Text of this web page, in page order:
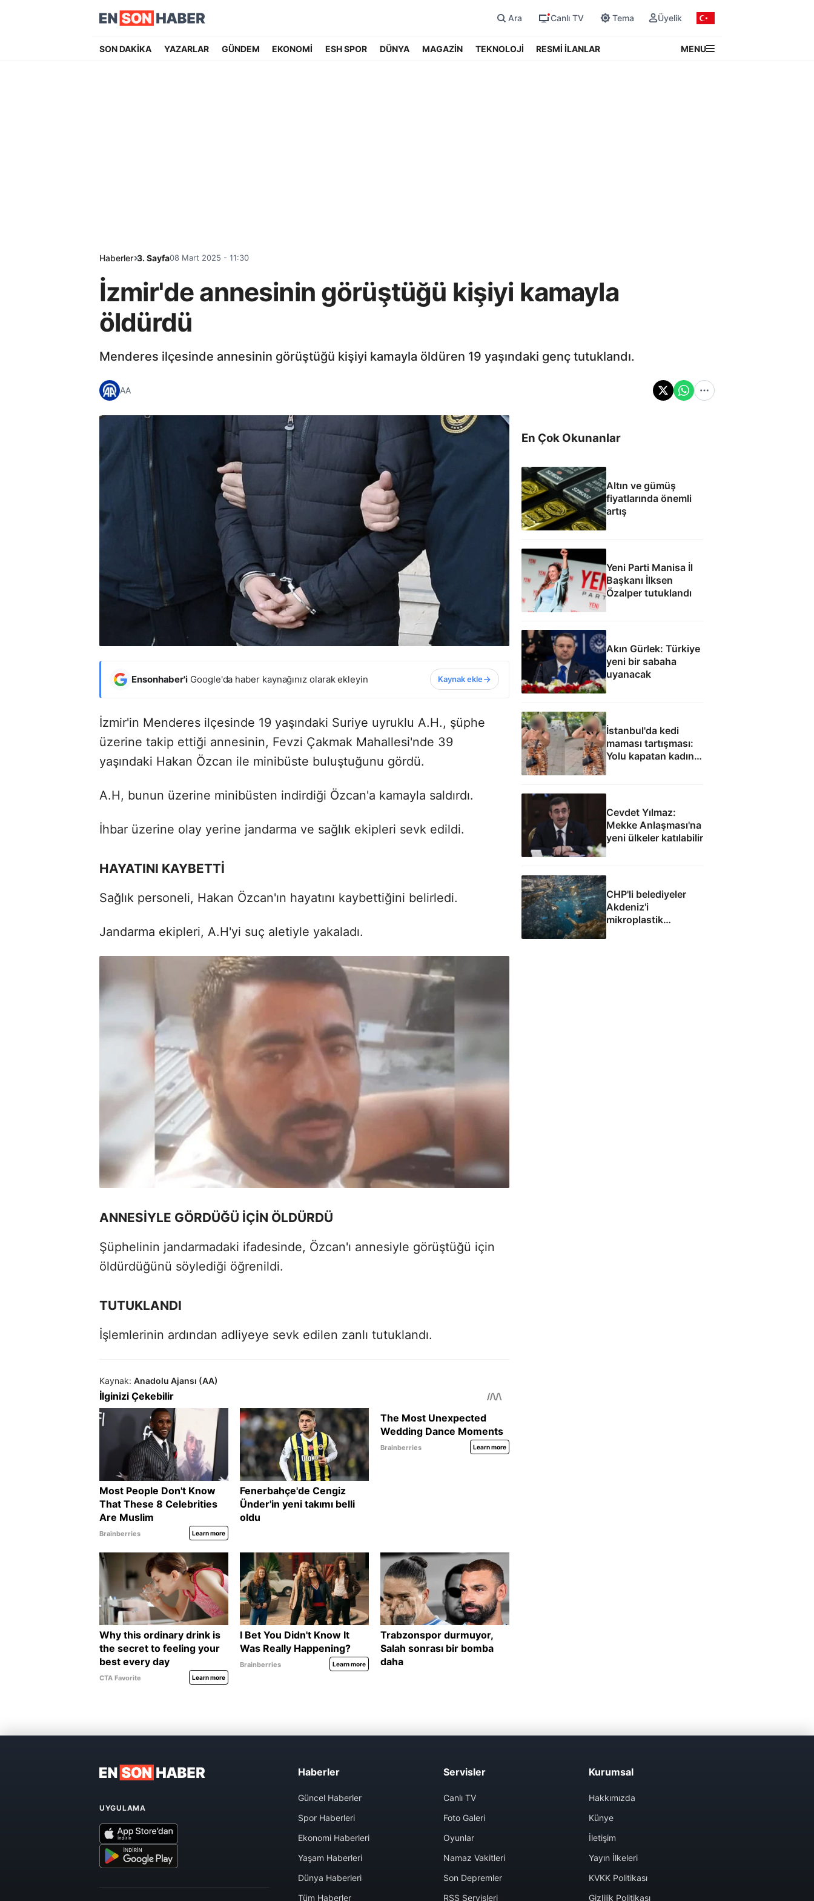
Ara Canlı TV Tema Üyelik
SON DAKİKA YAZARLAR GÜNDEM EKONOMİ ESH SPOR DÜNYA MAGAZİN TEKNOLOJİ RESMİ İLANLAR MENU
Haberler 3. Sayfa08 Mart 2025 - 11:30
İzmir'de annesinin görüştüğü kişiyi kamayla
öldürdü
Menderes ilçesinde annesinin görüştüğü kişiyi kamayla öldüren 19 yaşındaki genç tutuklandı.
AA
Ensonhaber'i Google'da haber kaynağınız olarak ekleyin Kaynak ekle
İzmir'in Menderes ilçesinde 19 yaşındaki Suriye uyruklu A.H., şüphe
üzerine takip ettiği annesinin, Fevzi Çakmak Mahallesi'nde 39
yaşındaki Hakan Özcan ile minibüste buluştuğunu gördü.
A.H, bunun üzerine minibüsten indirdiği Özcan'a kamayla saldırdı.
İhbar üzerine olay yerine jandarma ve sağlık ekipleri sevk edildi.
HAYATINI KAYBETTİ
Sağlık personeli, Hakan Özcan'ın hayatını kaybettiğini belirledi.
Jandarma ekipleri, A.H'yi suç aletiyle yakaladı.
ANNESİYLE GÖRDÜĞÜ İÇİN ÖLDÜRDÜ
Şüphelinin jandarmadaki ifadesinde, Özcan'ı annesiyle görüştüğü için
öldürdüğünü söylediği öğrenildi.
TUTUKLANDI
İşlemlerinin ardından adliyeye sevk edilen zanlı tutuklandı.
Kaynak: Anadolu Ajansı (AA)
En Çok Okunanlar
Altın ve gümüş
fiyatlarında önemli
artış
Yeni Parti Manisa İl
Başkanı İlksen
Özalper tutuklandı
Akın Gürlek: Türkiye
yeni bir sabaha
uyanacak
İstanbul'da kedi
maması tartışması:
Yolu kapatan kadın
gözaltında
Cevdet Yılmaz:
Mekke Anlaşması'na
yeni ülkeler katılabilir
CHP'li belediyeler
Akdeniz'i
mikroplastik
felaketine teslim etti
UYGULAMA
Haberler
Güncel Haberler
Spor Haberleri
Ekonomi Haberleri
Yaşam Haberleri
Dünya Haberleri
Tüm Haberler
Servisler
Canlı TV
Foto Galeri
Oyunlar
Namaz Vakitleri
Son Depremler
RSS Servisleri
Kurumsal
Hakkımızda
Künye
İletişim
Yayın İlkeleri
KVKK Politikası
Gizlilik Politikası